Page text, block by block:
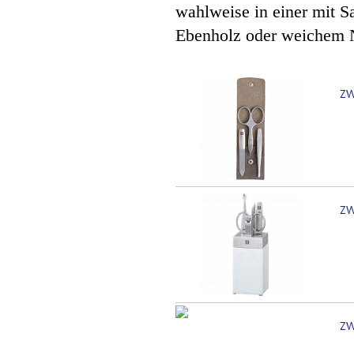
wahlweise in einer mit
Ebenholz oder weichem